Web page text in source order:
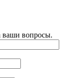
ваши вопросы.